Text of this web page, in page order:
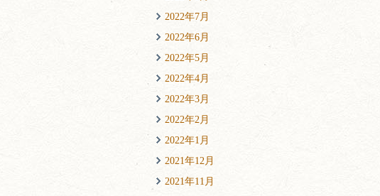
2022年7月
2022年6月
2022年5月
2022年4月
2022年3月
2022年2月
2022年1月
2021年12月
2021年11月